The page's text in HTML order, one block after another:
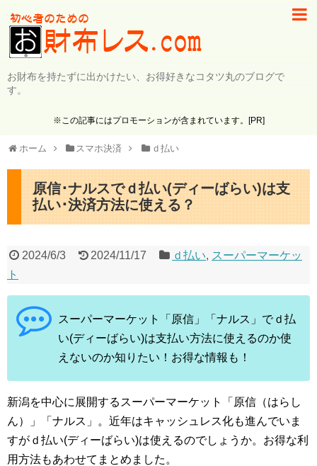
お財布を持たずに出かけたい、お得好きなコタツ丸のブログで
す。
※この記事にはプロモーションが含まれています。[PR]
ホーム スマホ決済 ｄ払い
原信･ナルスでｄ払い(ディーばらい)は支
払い･決済方法に使える？
2024/6/3 2024/11/17 ｄ払い, スーパーマーケッ
ト
スーパーマーケット「原信」「ナルス」でｄ払
い(ディーばらい)は支払い方法に使えるのか使
えないのか知りたい！お得な情報も！
新潟を中心に展開するスーパーマーケット「原信（はらし
ん）」「ナルス」。近年はキャッシュレス化も進んでいま
すがｄ払い(ディーばらい)は使えるのでしょうか。お得な利
用方法もあわせてまとめました。